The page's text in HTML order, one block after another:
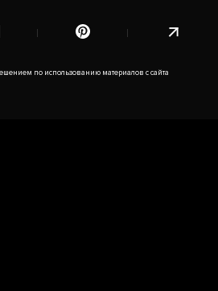
по использованию материалов с сайта